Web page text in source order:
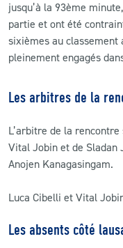
jusqu’à la 93ème
partie et ont été
sixièmes au classement
pleinement engagés
Les arbitres de la
L’arbitre de la
Vital Jobin et de Sladan
Anojen Kanagasingam.
Luca Cibelli et Vital
Les absents côté